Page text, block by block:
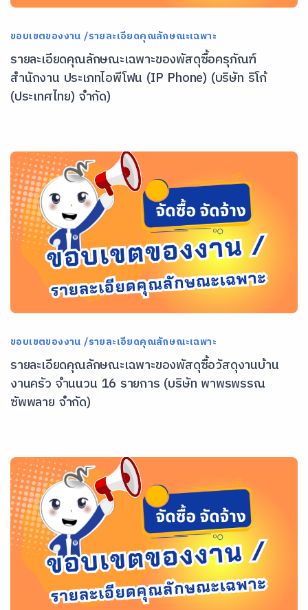
ขอบเขตของงาน /รายละเอียดคุณลักษณะเฉพาะ
รายละเอียดคุณลักษณะเฉพาะของพัสดุซื้อครุภัณฑ์
สำนักงาน ประเภทไอพีโฟน (IP Phone) (บริษัท ริโก้
(ประเทศไทย) จำกัด)
ขอบเขตของงาน /รายละเอียดคุณลักษณะเฉพาะ
รายละเอียดคุณลักษณะเฉพาะของพัสดุซื้อวัสดุงานบ้าน
งานครัว จำนนวน 16 รายการ (บริษัท พาพรพรรณ
ซัพพลาย จำกัด)